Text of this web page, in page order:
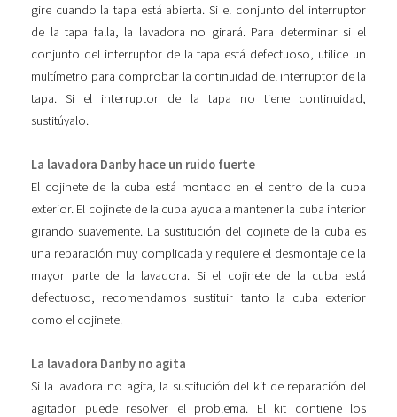
gire cuando la tapa está abierta. Si el conjunto del interruptor
de la tapa falla, la lavadora no girará. Para determinar si el
conjunto del interruptor de la tapa está defectuoso, utilice un
multímetro para comprobar la continuidad del interruptor de la
tapa. Si el interruptor de la tapa no tiene continuidad,
sustitúyalo.
La lavadora Danby hace un ruido fuerte
El cojinete de la cuba está montado en el centro de la cuba
exterior. El cojinete de la cuba ayuda a mantener la cuba interior
girando suavemente. La sustitución del cojinete de la cuba es
una reparación muy complicada y requiere el desmontaje de la
mayor parte de la lavadora. Si el cojinete de la cuba está
defectuoso, recomendamos sustituir tanto la cuba exterior
como el cojinete.
La lavadora Danby no agita
Si la lavadora no agita, la sustitución del kit de reparación del
agitador puede resolver el problema. El kit contiene los